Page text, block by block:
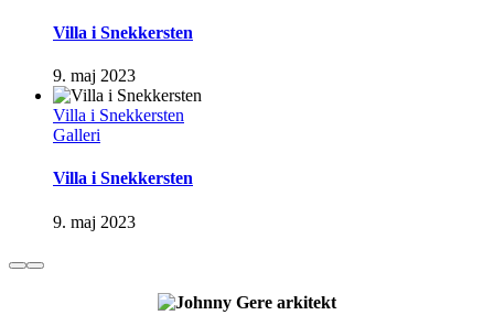
Villa i Snekkersten
9. maj 2023
Villa i Snekkersten
Galleri
Villa i Snekkersten
9. maj 2023